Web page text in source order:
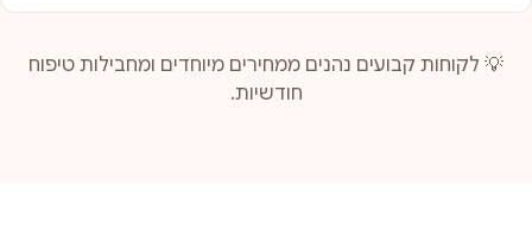
💡 לקוחות קבועים נהנים ממחירים מיוחדים ומחבילות טיפוח
חודשיות.